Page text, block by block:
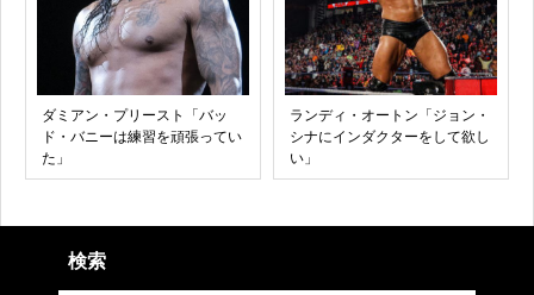
ダミアン・プリースト「バッ
ド・バニーは練習を頑張ってい
た」
ランディ・オートン「ジョン・
シナにインダクターをして欲し
い」
検索